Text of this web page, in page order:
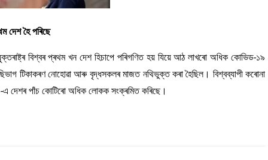
দেশ হৈ পৰিছে
বিশ্বৰ প্ৰথম খন দেশ হিচাপে পৰিগণিত হয় যিয়ে আঠ লাখৰো অধিক কোভিড-১৯
টিকাকৰণ নোহোৱা আৰু বৃদ্ধসকলৰ মাজত নথিভুক্ত কৰা হৈছিল। বিশ্বব্যাপী কৰোনা
দেশৰ পাঁচ কোটিৰো অধিক লোকক সংক্ৰমিত কৰিছে।